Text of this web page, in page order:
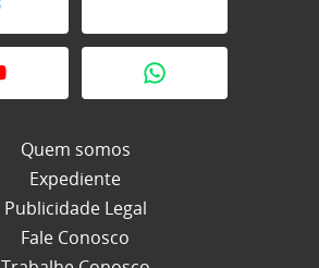
Quem somos
Expediente
Publicidade Legal
Fale Conosco